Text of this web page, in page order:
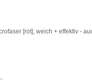
[rot], weich + effektiv -